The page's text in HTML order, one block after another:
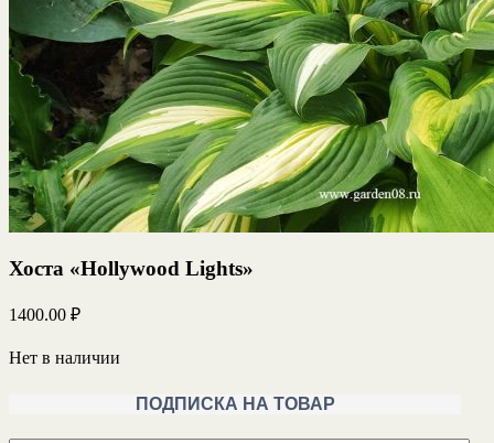
Хоста «Hollywood Lights»
1400.00 ₽
Нет в наличии
ПОДПИСКА НА ТОВАР